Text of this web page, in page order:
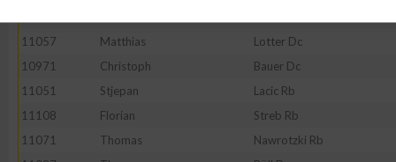
11057
Matthias Lotter Dc
10971
Christoph Bauer Dc
11051
Stjepan Lacic Rb
11108
Florian Streb Rb
11071
Thomas Nawrotzki Rb
Erstellung von Profilen für personalisierte Werbung
Verwendung von Profilen zur Auswahl personalisierter Werbung